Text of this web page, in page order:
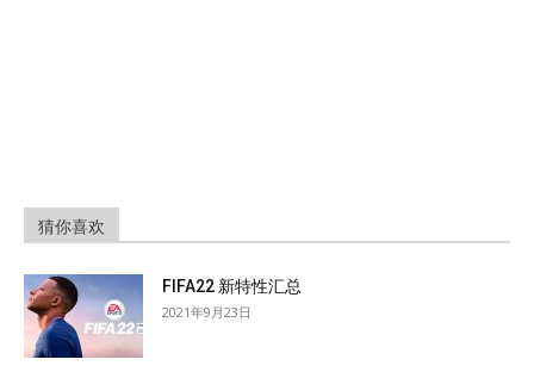
猜你喜欢
FIFA22 新特性汇总
2021年9月23日